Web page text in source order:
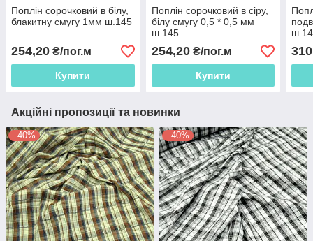
Поплін сорочковий в білу,
блакитну смугу 1мм ш.145
254,20 ₴/пог.м
Купити
Поплін сорочковий в сіру,
білу смугу 0,5 * 0,5 мм
ш.145
254,20₴/пог.м
Купити
Акційні пропозиції та новинки
–40% –40%